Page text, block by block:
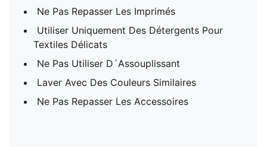
Ne Pas Repasser Les Imprimés
Utiliser Uniquement Des Détergents Pour
Textiles Délicats
Ne Pas Utiliser D´Assouplissant
Laver Avec Des Couleurs Similaires
Ne Pas Repasser Les Accessoires